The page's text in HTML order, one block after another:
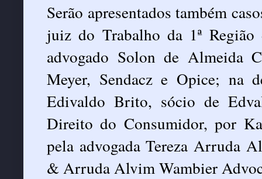
Serão apresentados também
juiz do Trabalho da 1ª
advogado Solon de Almeida
Meyer, Sendacz e Opice; na
Edivaldo Brito, sócio de
Direito do Consumidor, por
pela advogada Tereza Arruda
& Arruda Alvim Wambier